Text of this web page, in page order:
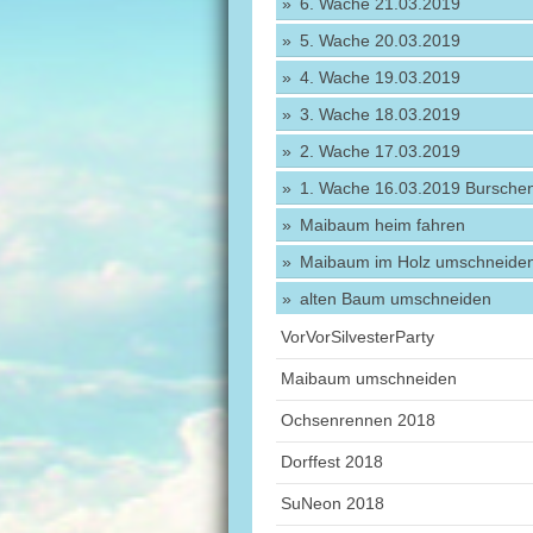
5. Wache 20.03.2019
4. Wache 19.03.2019
3. Wache 18.03.2019
2. Wache 17.03.2019
1. Wache 16.03.2019
Maibaum heim fahren
Maibaum im Holz
alten Baum umschneiden
VorVorSilvesterParty
Maibaum umschneiden
Ochsenrennen 2018
Dorffest 2018
SuNeon 2018